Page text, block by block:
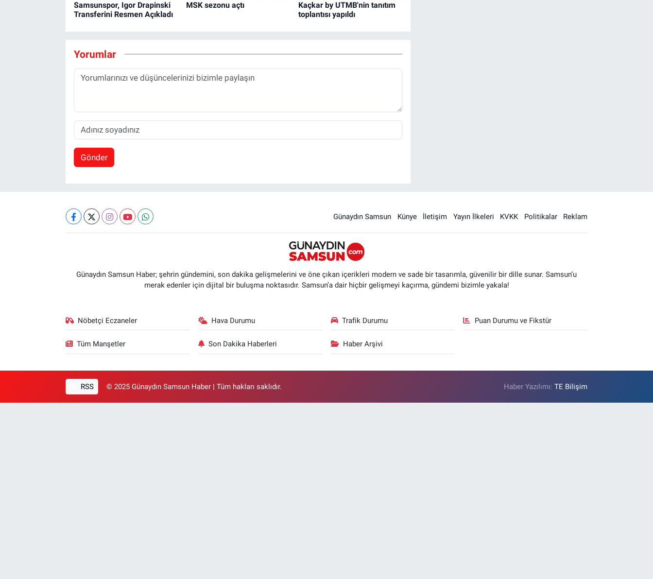
Samsunspor, Igor Drapinski
Transferini Resmen Açıkladı
MSK sezonu açtı
Kaçkar by UTMB'nin tanıtım
toplantısı yapıldı
Yorumlar
Gönder
Günaydın Samsun Künye İletişim Yayın İlkeleri KVKK Politikalar Reklam
Günaydın Samsun Haber; şehrin gündemini, son dakika gelişmelerini ve öne çıkan içerikleri modern ve sade bir tasarımla, güvenilir bir dille sunar. Samsun’u
merak edenler için dijital bir buluşma noktasıdır. Samsun’a dair hiçbir gelişmeyi kaçırma, gündemi bizimle yakala!
Nöbetçi Eczaneler Hava Durumu Trafik Durumu Puan Durumu ve Fikstür
Tüm Manşetler Son Dakika Haberleri Haber Arşivi
RSS © 2025 Günaydın Samsun Haber | Tüm hakları saklıdır. Haber Yazılımı:TE Bilişim